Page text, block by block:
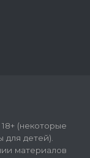
(некоторые
для детей).
материалов